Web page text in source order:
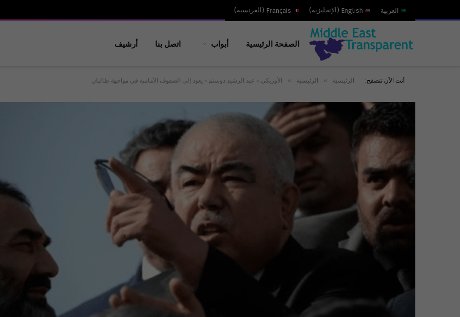
العربية English
( الإنجليزية)
Français
( الفرنسية)
الصفحة الرئيسية أبواب اتصل بنا أرشيف
أنت الآن تتصفح: الرئيسية » الرئيسية » الأوزبكي « عبد الرشيد دوستم » يعود إلى الصفوف الأمامية في مواجهة طالبان